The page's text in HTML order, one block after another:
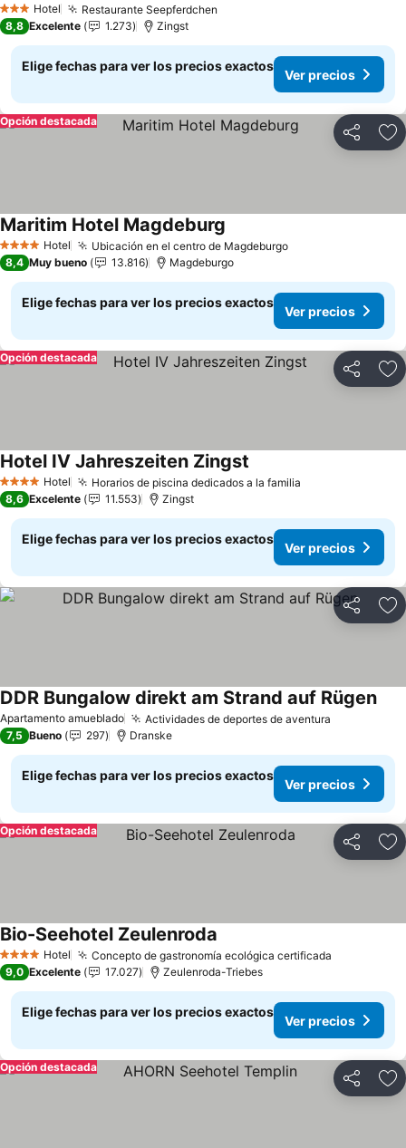
3 Estrellas
Hotel Restaurante Seepferdchen
8,8 Excelente 1.273 Zingst
Elige fechas para ver los precios exactos
Ver precios
Compartir
Opción destacada
4 EstrellasHotel Ubicación en el centro de MagdeburgoVer precios
Maritim Hotel Magdeburg
8,4 Muy bueno 13.816 Magdeburgo
Elige fechas para ver los precios exactos
Ver precios
Compartir
Opción destacada
4 EstrellasHotel Horarios de piscina dedicados a la familia
Hotel IV Jahreszeiten Zingst
8,6 Excelente 11.553 Zingst
Elige fechas para ver los precios exactos
Ver precios
Compartir
Apartamento amueblado Actividades de deportes de aventura
DDR Bungalow direkt am Strand auf RügenVer
7,5 Bueno 297 Dranske
Elige fechas para ver los precios exactos
Ver precios
Compartir
Opción destacada
4 EstrellasHotel Concepto de gastronomía ecológica certificada
Bio-Seehotel Zeulenroda
9,0 Excelente 17.027 Zeulenroda-Triebes
Elige fechas para ver los precios exactos
Ver precios
Compartir
Opción destacada